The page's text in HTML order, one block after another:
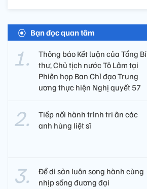
Bạn đọc quan tâm
Thông báo Kết luận của Tổng Bí
thư, Chủ tịch nước Tô Lâm tại
Phiên họp Ban Chỉ đạo Trung
ương thực hiện Nghị quyết 57
Tiếp nối hành trình tri ân các
anh hùng liệt sĩ ​
Để di sản luôn song hành cùng
nhịp sống đương đại